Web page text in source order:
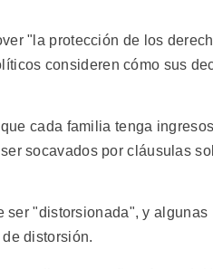
"la protección de los
consideren cómo sus
cada familia tenga ingresos
socavados por cláusulas
ser "distorsionada", y algunas
distorsión.